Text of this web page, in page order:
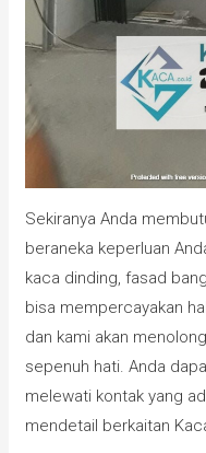
Sekiranya Anda
beraneka keperluan
kaca dinding, fasad
bisa mempercayakan
dan kami akan
sepenuh hati. Anda
melewati kontak yang
mendetail berkaitan